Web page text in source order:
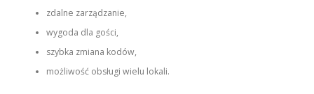
zdalne zarządzanie,
wygoda dla gości,
szybka zmiana kodów,
możliwość obsługi wielu lokali.